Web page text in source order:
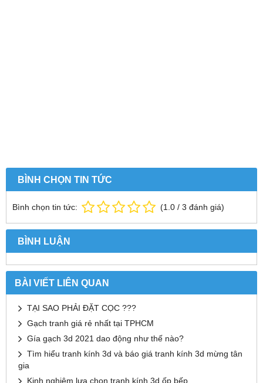
BÌNH CHỌN TIN TỨC
Bình chọn tin tức: (1.0 / 3 đánh giá)
BÌNH LUẬN
BÀI VIẾT LIÊN QUAN
TẠI SAO PHẢI ĐẶT CỌC ???
Gạch tranh giá rẻ nhất tại TPHCM
Gía gạch 3d 2021 dao động như thế nào?
Tìm hiểu tranh kính 3d và báo giá tranh kính 3d mừng tân
gia
Kinh nghiệm lựa chọn tranh kính 3d ốp bếp